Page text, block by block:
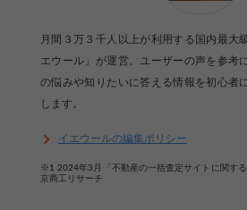
月間３万３千人以上が利用する国内最大
エウール」が運営。ユーザーの声を参考
の悩みや知りたいに答える情報を初心者
します。
イエウールの編集ポリシー
※1 2024年3月「不動産の一括査定サイトに関す
京商工リサーチ